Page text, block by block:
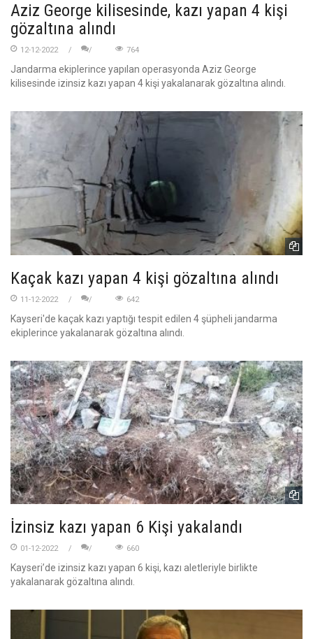
Aziz George kilisesinde, kazı yapan 4 kişi
gözaltına alındı
12-12-2022 764
Jandarma ekiplerince yapılan operasyonda Aziz George
kilisesinde izinsiz kazı yapan 4 kişi yakalanarak gözaltına alındı.
Kaçak kazı yapan 4 kişi gözaltına alındı
11-12-2022 642
Kayseri'de kaçak kazı yaptığı tespit edilen 4 şüpheli jandarma
ekiplerince yakalanarak gözaltına alındı.
İzinsiz kazı yapan 6 Kişi yakalandı
01-12-2022 660
Kayseri’de izinsiz kazı yapan 6 kişi, kazı aletleriyle birlikte
yakalanarak gözaltına alındı.